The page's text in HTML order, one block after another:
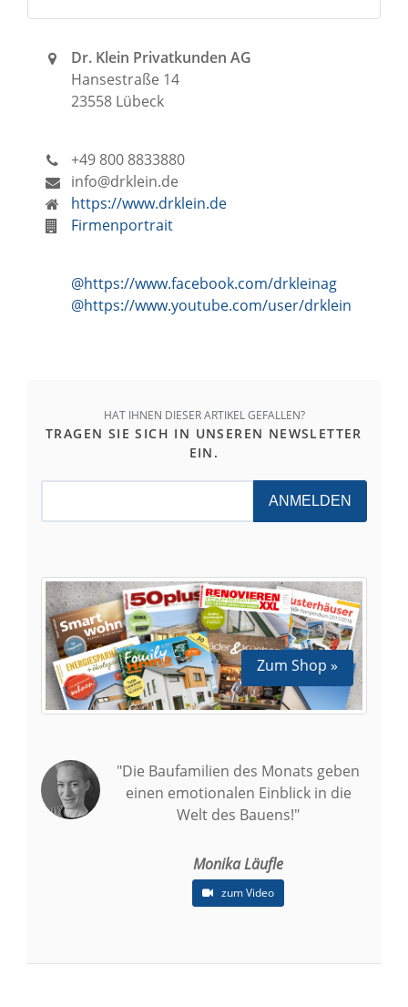
Dr. Klein Privatkunden AG
Hansestraße 14
23558 Lübeck
+49 800 8833880
info@drklein.de
https://www.drklein.de
Firmenportrait
@https://www.facebook.com/drkleinag
@https://www.youtube.com/user/drklein
HAT IHNEN DIESER ARTIKEL GEFALLEN?
TRAGEN SIE SICH IN UNSEREN NEWSLETTER
EIN.
ANMELDEN
Zum Shop »
"Die Baufamilien des Monats geben
einen emotionalen Einblick in die
Welt des Bauens!"
Monika Läufle
zum Video